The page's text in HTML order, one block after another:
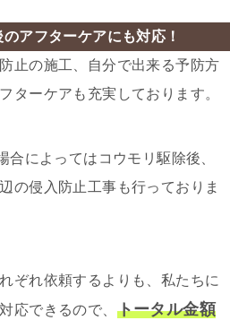
アフターケアにも対応！
止の施工、自分で出来る予防方
ターケアも充実しております。
によってはコウモリ駆除後、
の侵入防止工事も行っておりま
ぞれ依頼するよりも、私たちに
応できるので、 トータル金額